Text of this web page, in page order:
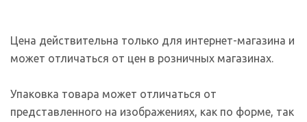
Цена действительна только для интернет-магазина и
может отличаться от цен в розничных магазинах.
Упаковка товара может отличаться от
представленного на изображениях, как по форме, так